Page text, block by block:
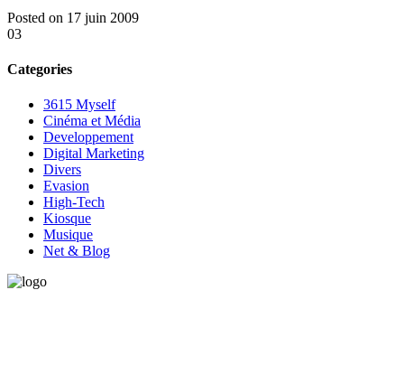
Posted on 17 juin 2009
03
Categories
3615 Myself
Cinéma et Média
Developpement
Digital Marketing
Divers
Evasion
High-Tech
Kiosque
Musique
Net & Blog